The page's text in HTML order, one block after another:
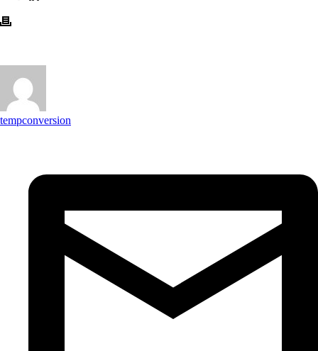
tempconversion